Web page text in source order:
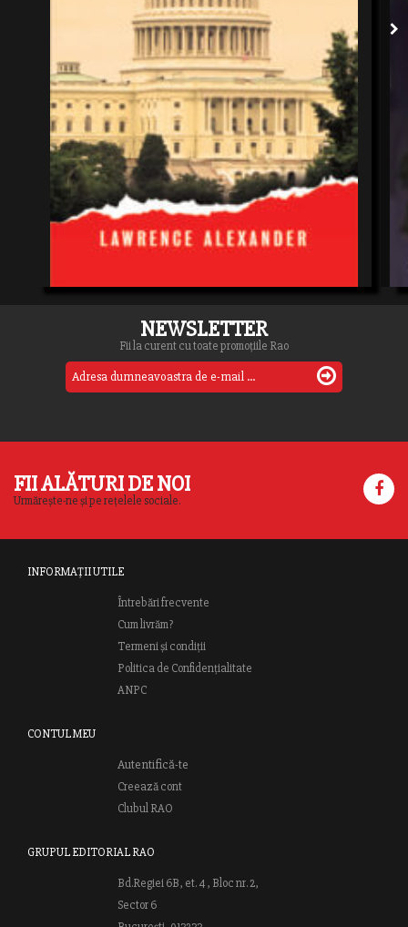
NEWSLETTER
Fii la curent cu toate promoțiile Rao
FII ALĂTURI DE NOI
Urmărește-ne și pe rețelele sociale.
INFORMAȚII UTILE
Întrebări frecvente
Cum livrăm?
Termeni și condiții
Politica de Confidențialitate
ANPC
CONTUL MEU
Autentifică-te
Creează cont
Clubul RAO
GRUPUL EDITORIAL RAO
Bd.Regiei 6B, et. 4 , Bloc nr. 2,
Sector 6